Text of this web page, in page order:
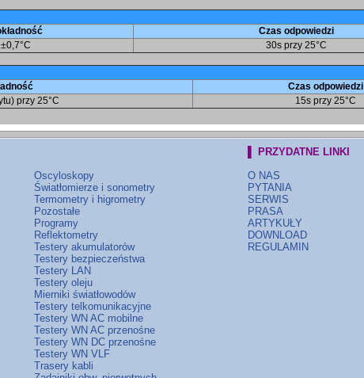
Czas odpowiedzi
±0,7°C 30s przy 25°C
Czas odpowiedzi
przy 25°C 15s przy 25°C
Oscyloskopy
Światłomierze i sonometry
Termometry i higrometry
Pozostałe
Programy
Reflektometry
Testery akumulatorów
Testery bezpieczeństwa
Testery LAN
Testery oleju
Mierniki światłowodów
Testery telkomunikacyjne
Testery WN AC mobilne
Testery WN AC przenośne
Testery WN DC przenośne
Testery WN VLF
Trasery kabli
▌ PRZYDATNE LINKI
O NAS
PYTANIA
SERWIS
PRASA
ARTYKUŁY
DOWNLOAD
REGULAMIN